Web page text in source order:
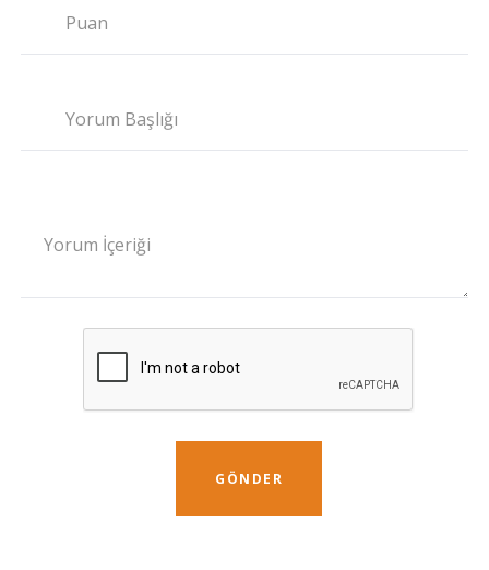
Puan
Yorum Başlığı
Yorum İçeriği
GÖNDER